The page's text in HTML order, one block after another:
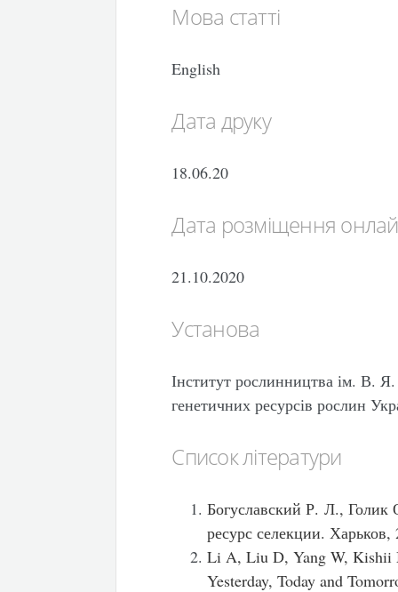
Мова статті
English
Дата друку
18.06.20
Дата розміщення
21.10.2020
Установа
Інститут рослинництва ім. В.
генетичних ресурсів рослин
Список літератури
Богуславский Р. Л.,
ресурс селекции.
Li A, Liu D, Yang W, Kishii
Yesterday, Today and